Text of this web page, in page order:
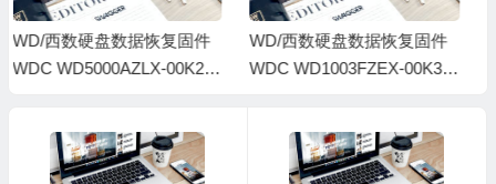
WD/西数硬盘数据恢复固件
WDC WD1003FZEX-00K3C
WD/西数硬盘数据恢复固件
WDC WD1003FZEX-00K3C